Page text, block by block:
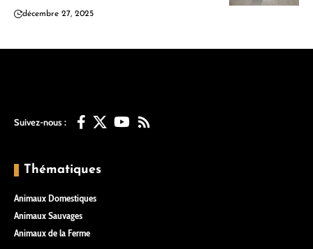
décembre 27, 2025
Suivez-nous :
Thématiques
Animaux Domestiques
Animaux Sauvages
Animaux de la Ferme